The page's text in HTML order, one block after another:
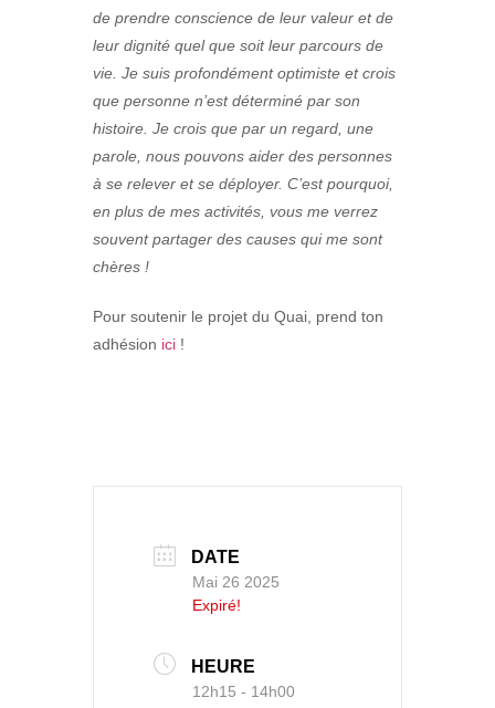
de prendre conscience de leur valeur et de
leur dignité quel que soit leur parcours de
vie. Je suis profondément optimiste et crois
que personne n’est déterminé par son
histoire. Je crois que par un regard, une
parole, nous pouvons aider des personnes
à se relever et se déployer. C’est pourquoi,
en plus de mes activités, vous me verrez
souvent partager des causes qui me sont
chères !
Pour soutenir le projet du Quai, prend ton
adhésion ici !
DATE
Mai 26 2025
Expiré!
HEURE
12h15 - 14h00